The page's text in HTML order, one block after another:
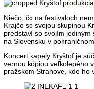
Niečo, čo na festivaloch
Krajčo so svojou skupinou
predstaví so svojím jediným
na Slovensku v
Koncert kapely Kryštof je
vernou kópiou veľkolepého
pražskom Strahove, kde ho